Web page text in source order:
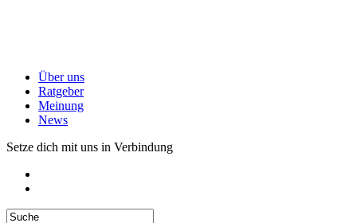
Über uns
Ratgeber
Meinung
News
Setze dich mit uns in Verbindung